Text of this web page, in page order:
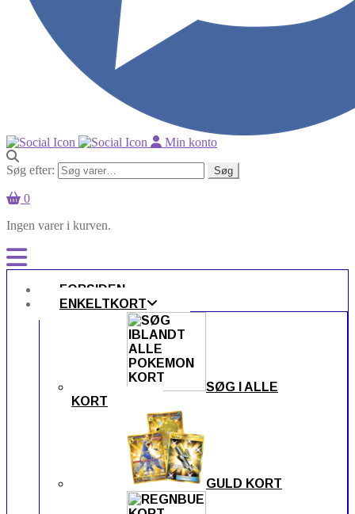
Min konto
Søg efter: Søg
0
Ingen varer i kurven.
FORSIDEN
ENKELTKORT
SØG I ALLE
KORT
GULD KORT